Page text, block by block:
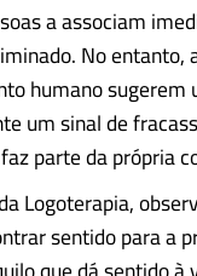
a associam
No entanto,
humano
um sinal de
parte da própria
Logoterapia,
sentido para a